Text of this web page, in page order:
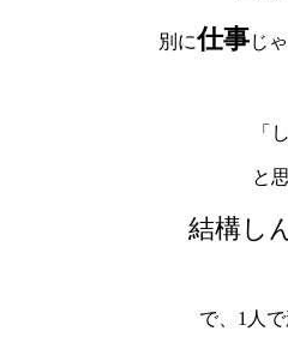
別に仕事じ
「
と
結構し
で、1人